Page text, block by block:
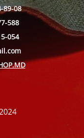
89-08
588
054